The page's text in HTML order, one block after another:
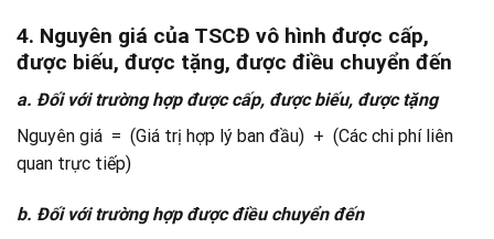
4. Nguyên giá của TSCĐ vô hình được cấp,
được biếu, được tặng, được điều chuyển đến
a. Đối với trường hợp được cấp, được biếu, được tặng
Nguyên giá = (Giá trị hợp lý ban đầu) + (Các chi phí liên
quan trực tiếp)
b. Đối với trường hợp được điều chuyển đến